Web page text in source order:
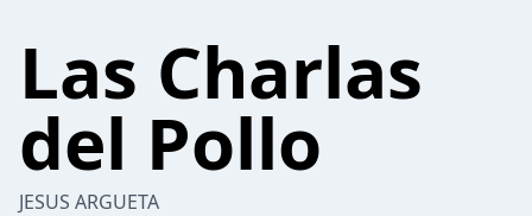
Las Charlas
del Pollo
JESUS ARGUETA